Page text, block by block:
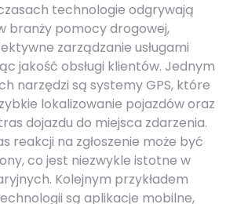
technologie odgrywają
branży pomocy drogowej,
zarządzanie usługami
jakość obsługi klientów. Jednym
narzędzi są systemy GPS, które
lokalizowanie pojazdów oraz
dojazdu do miejsca zdarzenia.
reakcji na zgłoszenie może być
co jest niezwykle istotne w
Kolejnym przykładem
są aplikacje mobilne,